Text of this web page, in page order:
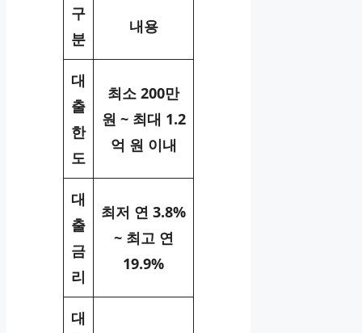
구
분
내용
대
출
한
도
최소 200만
원 ~ 최대 1.2
억 원 이내
대
출
금
리
최저 연 3.8%
~ 최고 연
19.9%
대